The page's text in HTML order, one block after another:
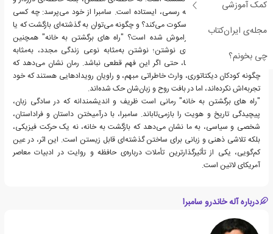
کمک آموزشی
مجله‌ی ایران‌کتاب
چی بخونم؟
شخصی که در برابر حافظه رسمی، ایستاده است. سامبرا از خود می‌پرسد: چه کسی
روایت می‌کند؟ چه کسی سکوت می‌کند؟ و چگونه می‌توان به گذشته‌ای بازگشت که یا
گفته نشده یا به عمد فراموش شده است؟ "راه های برگشتن به خانه" همچنین
درون‌نگری‌ای است درباره‌ی نوشتن؛ نوشتن به‌مثابه نوعی زندگی مجدد، به‌مثابه
شیوه‌ای برای فهم ریشه‌ها، حتی اگر این فهم قطعی نباشد. رمان نشان می‌دهد که
چگونه کودکان دیکتاتوری، وارث خاطراتی مبهم، و راویان رویدادهایی هستند که خود
تجربه‌اش نکرده‌اند، اما در بافت روح و زبان‌شان حک شده‌اند.
"راه های برگشتن به خانه" رمانی است ظریف و اندیشمندانه که در سادگی زبان،
پیچیدگی تاریخ و هویت را بازمی‌تاباند. سامبرا، با درآمیختن داستان و فراداستان،
شخصی و سیاسی، به ما نشان می‌دهد که بازگشت به خانه، نه یک حرکت فیزیکی،
بلکه تلاشی ذهنی و زبانی برای ساختن گذشته‌ای قابل زیستن است. این اثر، در عین
کم‌گویی، یکی از تأثیرگذارترین تأملات درباره‌ی حافظه و روایت در ادبیات معاصر
آمریکای لاتین است.
درباره آله خاندرو سامبرا